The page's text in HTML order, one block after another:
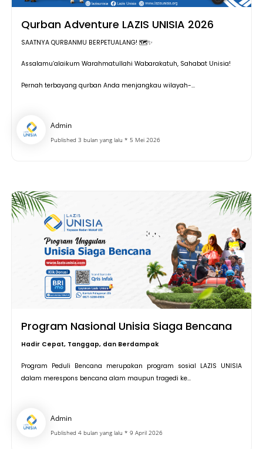
Qurban Adventure LAZIS UNISIA 2026
SAATNYA QURBANMU BERPETUALANG! 🗺️✨
Assalamu’alaikum Warahmatullahi Wabarakatuh, Sahabat Unisia!
Pernah terbayang qurban Anda menjangkau wilayah-...
Admin
Published 3 bulan yang lalu * 5 Mei 2026
Program Nasional Unisia Siaga Bencana
Hadir Cepat, Tanggap, dan Berdampak
Program Peduli Bencana merupakan program sosial LAZIS UNISIA
dalam merespons bencana alam maupun tragedi ke...
Admin
Published 4 bulan yang lalu * 9 April 2026